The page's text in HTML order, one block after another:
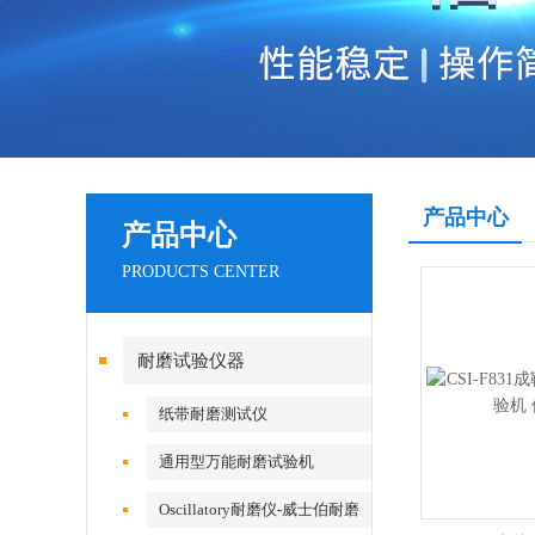
产品中心
PRODUCTS CENTER
耐磨试验仪器
纸带耐磨测试仪
通用型万能耐磨试验机
Oscillatory耐磨仪-威士伯耐磨
产品中心